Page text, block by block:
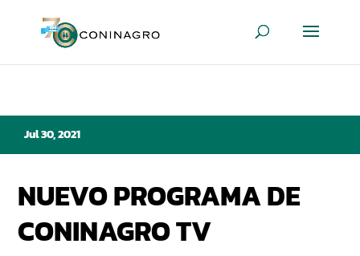
Jul 30, 2021
NUEVO PROGRAMA DE
CONINAGRO TV